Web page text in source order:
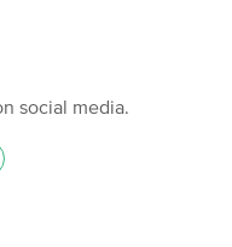
social media.